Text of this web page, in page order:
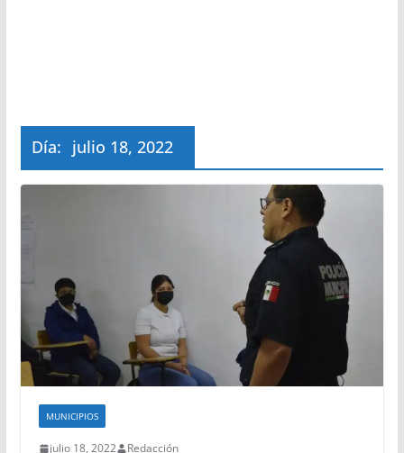
Día: julio 18, 2022
MUNICIPIOS
julio 18, 2022 Redacción